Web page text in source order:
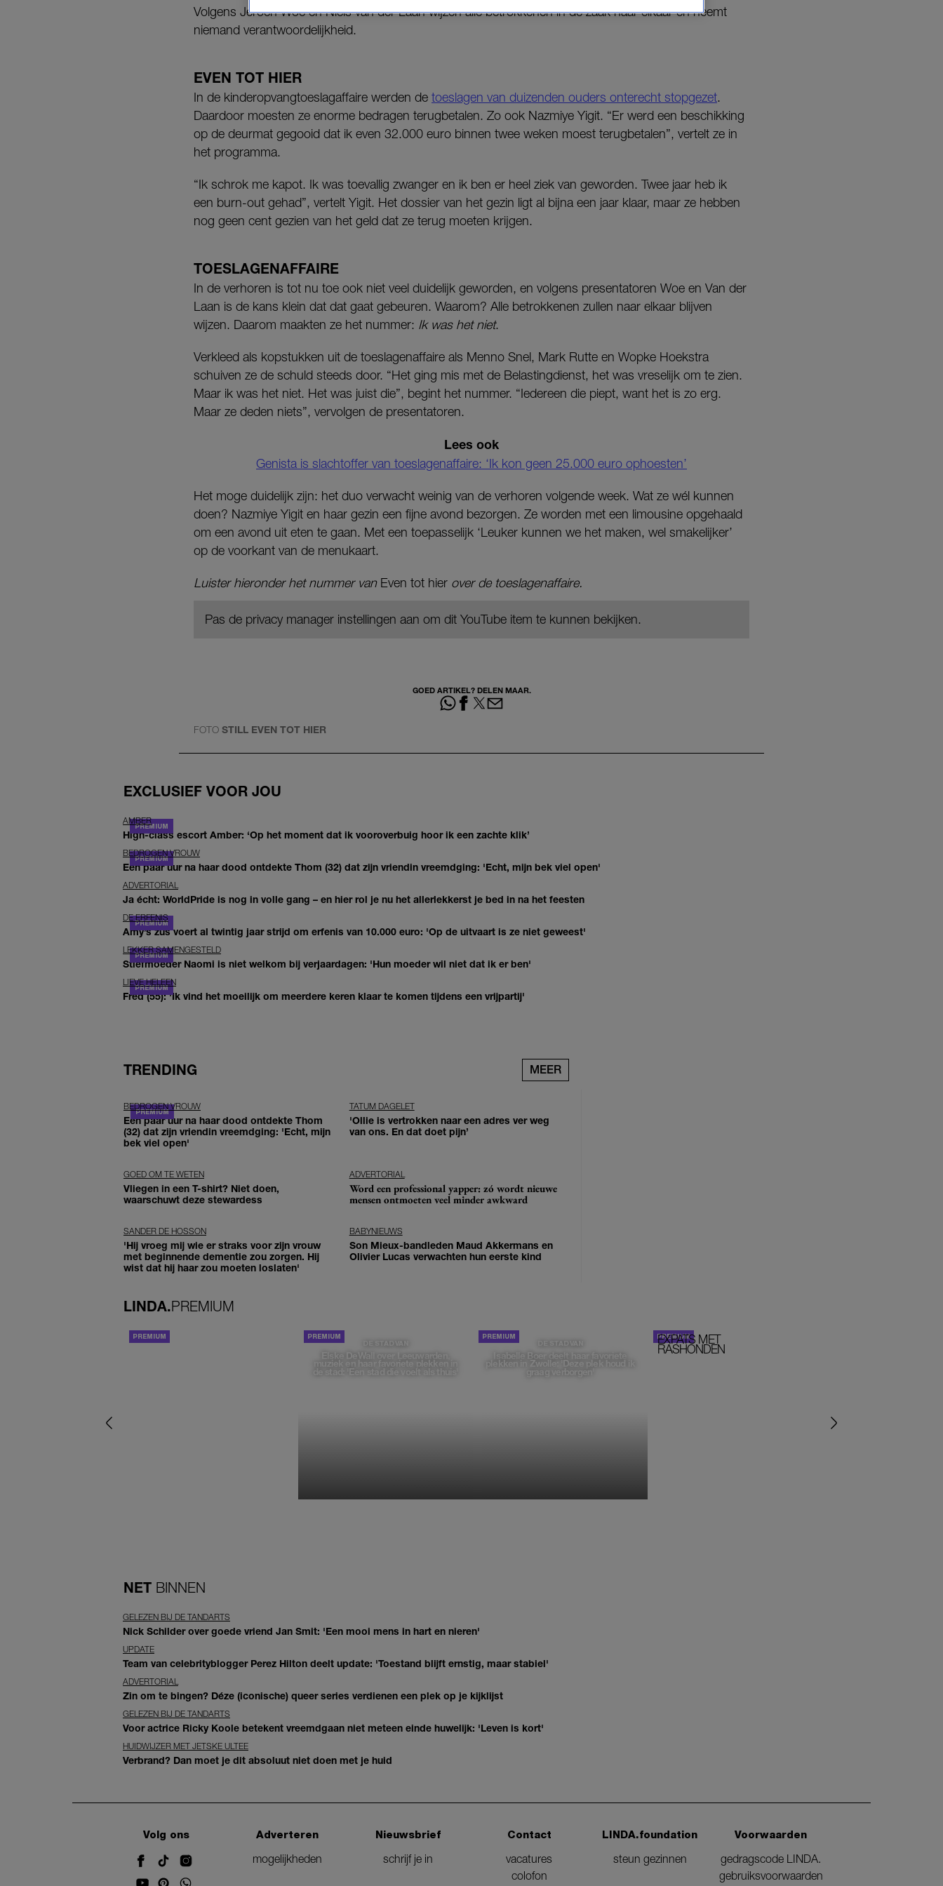
Volgens Jeroen Woe en Niels van der Laan wijzen alle betrokkenen in de zaak naar elkaar en neemt
niemand verantwoordelijkheid.
EVEN TOT HIER
In de kinderopvangtoeslagaffaire werden de toeslagen van duizenden ouders onterecht stopgezet.
Daardoor moesten ze enorme bedragen terugbetalen. Zo ook Nazmiye Yigit. “Er werd een beschikking
op de deurmat gegooid dat ik even 32.000 euro binnen twee weken moest terugbetalen”, vertelt ze in
het programma.
“Ik schrok me kapot. Ik was toevallig zwanger en ik ben er heel ziek van geworden. Twee jaar heb ik
een burn-out gehad”, vertelt Yigit. Het dossier van het gezin ligt al bijna een jaar klaar, maar ze hebben
nog geen cent gezien van het geld dat ze terug moeten krijgen.
TOESLAGENAFFAIRE
In de verhoren is tot nu toe ook niet veel duidelijk geworden, en volgens presentatoren Woe en Van der
Laan is de kans klein dat dat gaat gebeuren. Waarom? Alle betrokkenen zullen naar elkaar blijven
wijzen. Daarom maakten ze het nummer: Ik was het niet.
Verkleed als kopstukken uit de toeslagenaffaire als Menno Snel, Mark Rutte en Wopke Hoekstra
schuiven ze de schuld steeds door. “Het ging mis met de Belastingdienst, het was vreselijk om te zien.
Maar ik was het niet. Het was juist die”, begint het nummer. “Iedereen die piept, want het is zo erg.
Maar ze deden niets”, vervolgen de presentatoren.
Lees ook
Genista is slachtoffer van toeslagenaffaire: ‘Ik kon geen 25.000 euro ophoesten’
Het moge duidelijk zijn: het duo verwacht weinig van de verhoren volgende week. Wat ze wél kunnen
doen? Nazmiye Yigit en haar gezin een fijne avond bezorgen. Ze worden met een limousine opgehaald
om een avond uit eten te gaan. Met een toepasselijk ‘Leuker kunnen we het maken, wel smakelijker’
op de voorkant van de menukaart.
Luister hieronder het nummer van Even tot hier over de toeslagenaffaire.
Pas de privacy manager instellingen aan om dit YouTube item te kunnen bekijken.
GOED ARTIKEL? DELEN MAAR.
FOTO STILL EVEN TOT HIER
EXCLUSIEF VOOR JOU
AMBER
High-class escort Amber: ‘Op het moment dat ik vooroverbuig hoor ik een zachte klik’
BEDROGEN VROUW
Een paar uur na haar dood ontdekte Thom (32) dat zijn vriendin vreemdging: 'Echt, mijn bek viel open'
ADVERTORIAL
Ja écht: WorldPride is nog in volle gang – en hier rol je nu het allerlekkerst je bed in na het feesten
DE ERFENIS
Amy’s zus voert al twintig jaar strijd om erfenis van 10.000 euro: 'Op de uitvaart is ze niet geweest'
LEKKER SAMENGESTELD
Stiefmoeder Naomi is niet welkom bij verjaardagen: 'Hun moeder wil niet dat ik er ben'
LIEVE HELEEN
Fred (55): 'Ik vind het moeilijk om meerdere keren klaar te komen tijdens een vrijpartij'
TRENDING MEER
BEDROGEN VROUW
Een paar uur na haar dood ontdekte Thom
(32) dat zijn vriendin vreemdging: 'Echt, mijn
bek viel open'
TATUM DAGELET
'Ollie is vertrokken naar een adres ver weg
van ons. En dat doet pijn’
GOED OM TE WETEN
Vliegen in een T-shirt? Niet doen,
waarschuwt deze stewardess
ADVERTORIAL
Word een professional yapper: zó wordt nieuwe
mensen ontmoeten veel minder awkward
SANDER DE HOSSON
'Hij vroeg mij wie er straks voor zijn vrouw
met beginnende dementie zou zorgen. Hij
wist dat hij haar zou moeten loslaten'
BABYNIEUWS
Son Mieux-bandleden Maud Akkermans en
Olivier Lucas verwachten hun eerste kind
LINDA.PREMIUM
DE STAD VAN
Elske DeWall over Leeuwarden,
muziek en haar favoriete plekken in
de stad: 'Een stad die voelt als thuis'
DE STAD VAN
Isabelle Boer deelt haar favoriete
plekken in Zwolle: 'Deze plek houd ik
graag verborgen'
EXPATS MET
RASHONDEN
NET BINNEN
GELEZEN BIJ DE TANDARTS
Nick Schilder over goede vriend Jan Smit: 'Een mooi mens in hart en nieren'
UPDATE
Team van celebrityblogger Perez Hilton deelt update: 'Toestand blijft ernstig, maar stabiel'
ADVERTORIAL
Zin om te bingen? Déze (iconische) queer series verdienen een plek op je kijklijst
GELEZEN BIJ DE TANDARTS
Voor actrice Ricky Koole betekent vreemdgaan niet meteen einde huwelijk: 'Leven is kort'
HUIDWIJZER MET JETSKE ULTEE
Verbrand? Dan moet je dit absoluut niet doen met je huid
Volg ons
Adverteren
mogelijkheden
Nieuwsbrief
schrijf je in
Contact
vacatures
colofon
LINDA.foundation
steun gezinnen
Voorwaarden
gedragscode LINDA.
gebruiksvoorwaarden